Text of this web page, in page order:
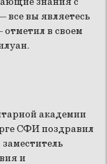
вы являетесь
в своем
академии
СФИ поздравил
и